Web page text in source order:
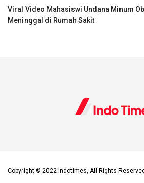
Viral Video Mahasiswi Undana Minum
Meninggal di Rumah Sakit
Copyright © 2022 Indotimes, All Rights Reserved